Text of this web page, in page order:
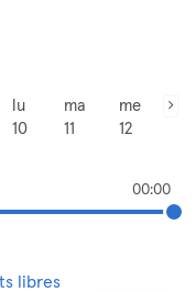
lu
10
ma
11
me
12
00:00
libres